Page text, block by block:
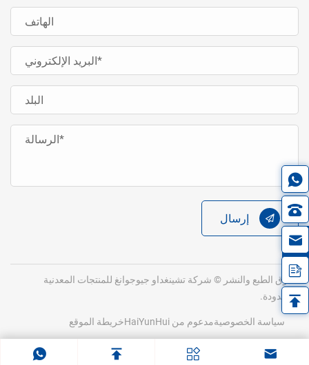
إرسال
حقوق الطبع والنشر © شركة تشينغداو جيوجوانغ للمنتجات المعدنية
المحدودة.
سياسة الخصوصيةمدعوم من HaiYunHui خريطة الموقع